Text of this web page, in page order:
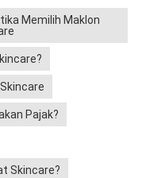
Memilih Maklon
Pajak?
Skincare?